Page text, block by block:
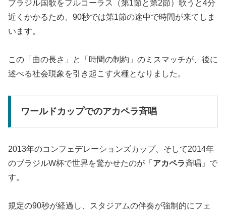
ブラジル国歌をフルコーラス（第1節と第2節）歌うと4分
近くかかるため、90秒では第1節の途中で時間が来てしま
います。
この「曲の長さ」と「時間の制約」のミスマッチが、後に
述べる社会現象を引き起こす火種となりました。
ワールドカップでのアカペラ斉唱
2013年のコンフェデレーションズカップ、そして2014年
のブラジルW杯で世界を驚かせたのが「 アカペラ斉唱」で
す。
規定の90秒が経過し、スタジアムの伴奏が強制的にフェ